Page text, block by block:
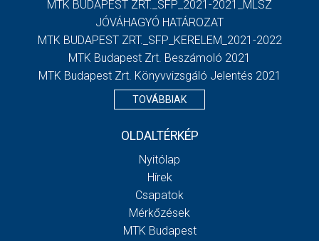
MTK BUDAPEST ZRT._SFP_2021-2021_MLSZ
JÓVÁHAGYÓ HATÁROZAT
MTK BUDAPEST ZRT._SFP_KERELEM_2021-2022
MTK Budapest Zrt. Beszámoló 2021
MTK Budapest Zrt. Könyvvizsgáló Jelentés 2021
TOVÁBBIAK
OLDALTÉRKÉP
Nyitólap
Hírek
Csapatok
Mérkőzések
MTK Budapest